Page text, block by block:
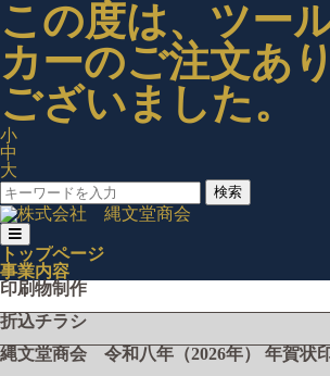
この度は、ツー
カーのご注文あ
ございました。
小
中
大
検索
トップページ
事業内容
印刷物制作
折込チラシ
縄文堂商会 令和八年（2026年） 年賀状